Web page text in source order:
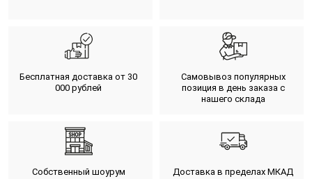
Бесплатная доставка от 30
000 рублей
Самовывоз популярных
позиция в день заказа с
нашего склада
Собственный шоурум Доставка в пределах МКАД